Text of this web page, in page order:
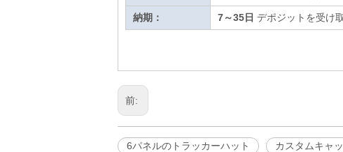
納期： 7～35日 デポジットを受け
前:
6パネルのトラッカーハット カスタムキャ